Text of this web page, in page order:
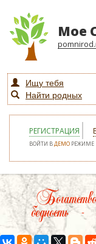
Мое
Ищу тебя
Найти родных
РЕГИСТРАЦИЯ
ВОЙТИ ВДЕМО РЕЖИМЕ
бедность -